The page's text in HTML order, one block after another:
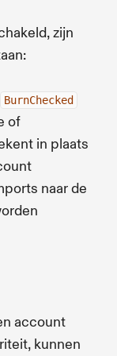
zijn
BurnChecked
of
in plaats
naar de
account
kunnen